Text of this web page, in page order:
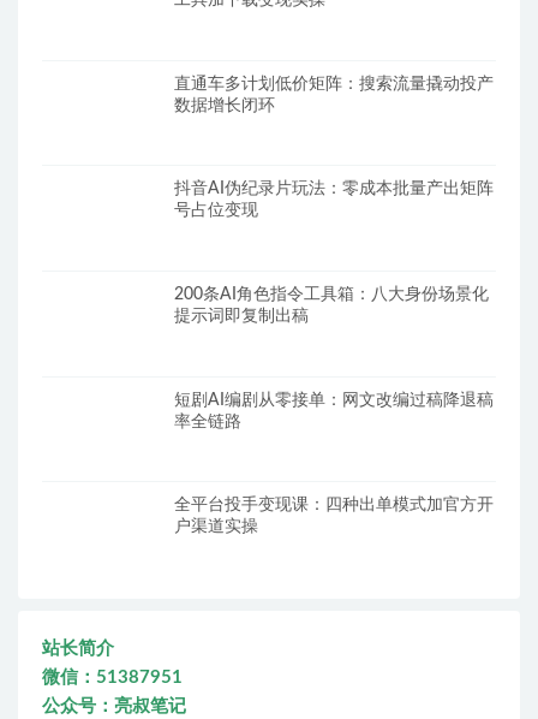
直通车多计划低价矩阵：搜索流量撬动投产
数据增长闭环
抖音AI伪纪录片玩法：零成本批量产出矩阵
号占位变现
200条AI角色指令工具箱：八大身份场景化
提示词即复制出稿
短剧AI编剧从零接单：网文改编过稿降退稿
率全链路
全平台投手变现课：四种出单模式加官方开
户渠道实操
站长简介
微信：51387951
公众号：亮叔笔记